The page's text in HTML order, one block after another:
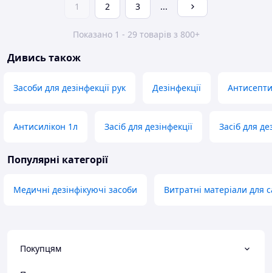
1 2 3 ...
Показано 1 - 29 товарів з 800+
Дивись також
Засоби для дезінфекції рук Дезінфекції
Антисилікон 1л Засіб для дезінфекції Засіб для
Популярні категорії
Медичні дезінфікуючі засоби Витратні матеріали для
Покупцям